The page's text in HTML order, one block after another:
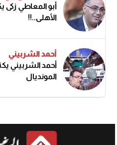
أبو المعاطي زكى
الأهلى..!!
أحمد الشربيني
أحمد الشربيني
المونديال